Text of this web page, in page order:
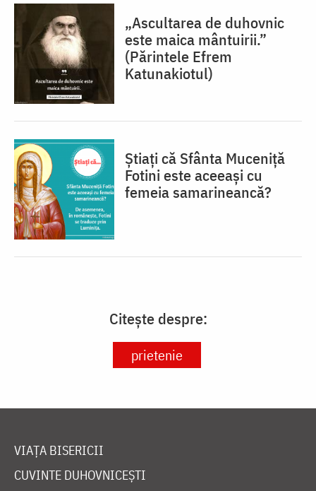
„Ascultarea de duhovnic
este maica mântuirii.”
(Părintele Efrem
Katunakiotul)
Știați că Sfânta Muceniță
Fotini este aceeași cu
femeia samarineancă?
Citește despre:
prietenie
VIAȚA BISERICII
CUVINTE DUHOVNICEȘTI